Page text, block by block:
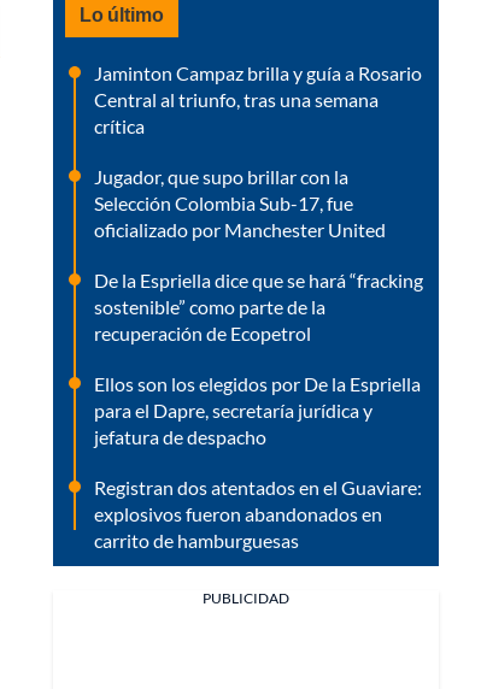
Lo último
Jaminton Campaz brilla y guía a Rosario
Central al triunfo, tras una semana
crítica
Jugador, que supo brillar con la
Selección Colombia Sub-17, fue
oficializado por Manchester United
De la Espriella dice que se hará “fracking
sostenible” como parte de la
recuperación de Ecopetrol
Ellos son los elegidos por De la Espriella
para el Dapre, secretaría jurídica y
jefatura de despacho
Registran dos atentados en el Guaviare:
explosivos fueron abandonados en
carrito de hamburguesas
PUBLICIDAD